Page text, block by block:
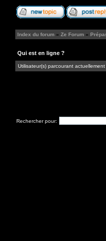
Index du forum » Ze Forum »
Qui est en ligne ?
Utilisateur(s) parcourant
Rechercher pour: